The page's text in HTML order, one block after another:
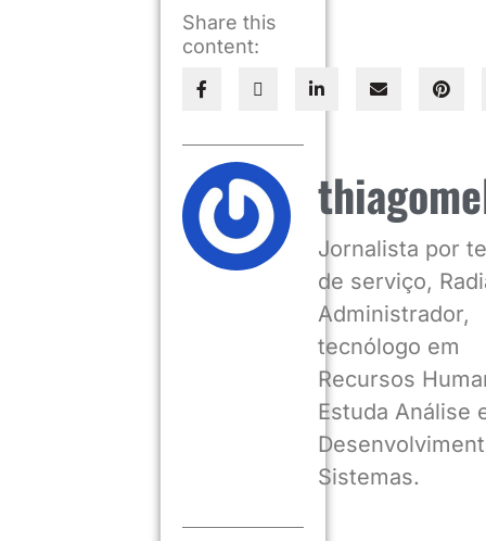
Share this
content:
Jornalista por
de serviço,
Administrador,
tecnólogo em
Recursos
Estuda Análise
Sistemas.